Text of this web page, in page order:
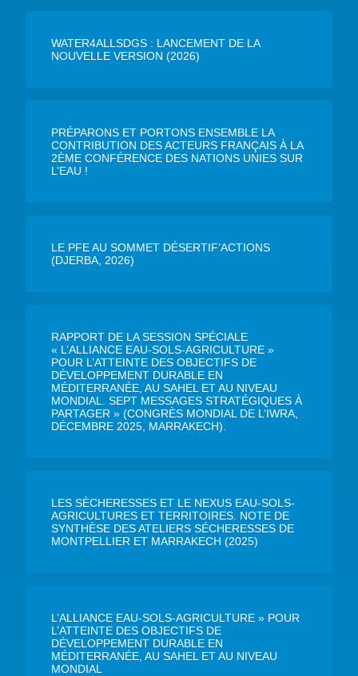
WATER4ALLSDGS : LANCEMENT DE LA
NOUVELLE VERSION (2026)
PRÉPARONS ET PORTONS ENSEMBLE LA
CONTRIBUTION DES ACTEURS FRANÇAIS À LA
2ÈME CONFÉRENCE DES NATIONS UNIES SUR
L’EAU !
LE PFE AU SOMMET DÉSERTIF’ACTIONS
(DJERBA, 2026)
RAPPORT DE LA SESSION SPÉCIALE
« L’ALLIANCE EAU-SOLS-AGRICULTURE »
POUR L’ATTEINTE DES OBJECTIFS DE
DÉVELOPPEMENT DURABLE EN
MÉDITERRANÉE, AU SAHEL ET AU NIVEAU
MONDIAL. SEPT MESSAGES STRATÉGIQUES À
PARTAGER » (CONGRÈS MONDIAL DE L’IWRA,
DÉCEMBRE 2025, MARRAKECH).
LES SÈCHERESSES ET LE NEXUS EAU-SOLS-
AGRICULTURES ET TERRITOIRES. NOTE DE
SYNTHÈSE DES ATELIERS SÉCHERESSES DE
MONTPELLIER ET MARRAKECH (2025)
L’ALLIANCE EAU-SOLS-AGRICULTURE » POUR
L’ATTEINTE DES OBJECTIFS DE
DÉVELOPPEMENT DURABLE EN
MÉDITERRANÉE, AU SAHEL ET AU NIVEAU
MONDIAL